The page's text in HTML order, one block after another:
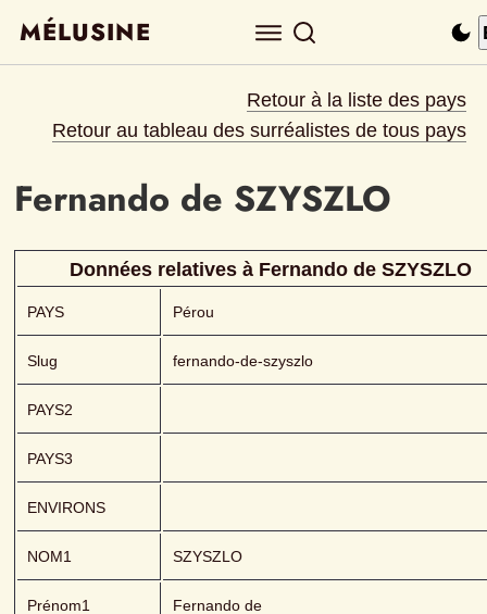
MÉLUSINE
Retour à la liste des pays
Retour au tableau des surréalistes de tous pays
Fernando de SZYSZLO
Données relatives à Fernando de SZYSZLO
PAYS Pérou
Slug fernando-de-szyszlo
PAYS2
PAYS3
ENVIRONS
NOM1 SZYSZLO
Prénom1 Fernando de